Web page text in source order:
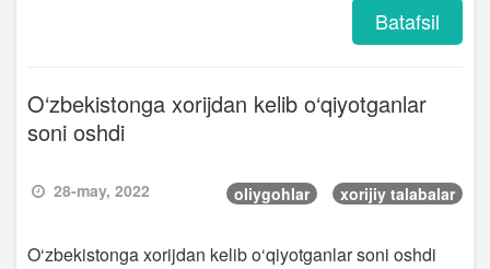
Batafsil
O‘zbekistonga xorijdan kelib o‘qiyotganlar
soni oshdi
28-may, 2022 oliygohlar xorijiy talabalar
O‘zbekistonga xorijdan kelib o‘qiyotganlar soni oshdi